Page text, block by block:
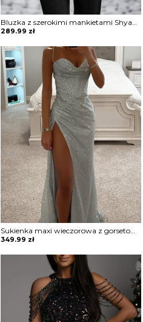
Bluzka z szerokimi mankietami Shyann
289.99 zł
Sukienka maxi wieczorowa z gorsetowym topem Alija
349.99 zł